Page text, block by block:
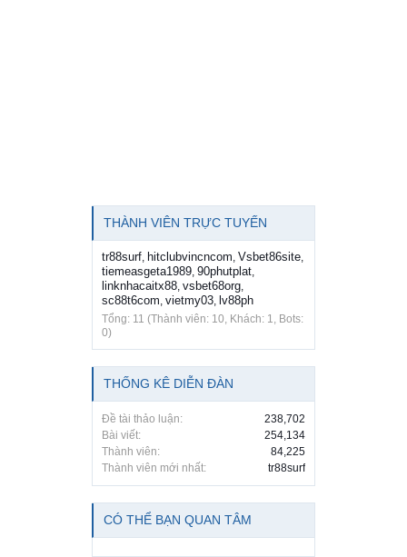
THÀNH VIÊN TRỰC TUYẾN
tr88surf hitclubvincncom Vsbet86site
tiemeasgeta1989 90phutplat
linknhacaitx88 vsbet68org
sc88t6com vietmy03 lv88ph
Tổng: 11 (Thành viên: 10, Khách: 1, Bots:
0)
THỐNG KÊ DIỄN ĐÀN
Đề tài thảo luận:
238,702
Bài viết:
254,134
Thành viên:
84,225
Thành viên mới nhất:
tr88surf
CÓ THỂ BẠN QUAN TÂM